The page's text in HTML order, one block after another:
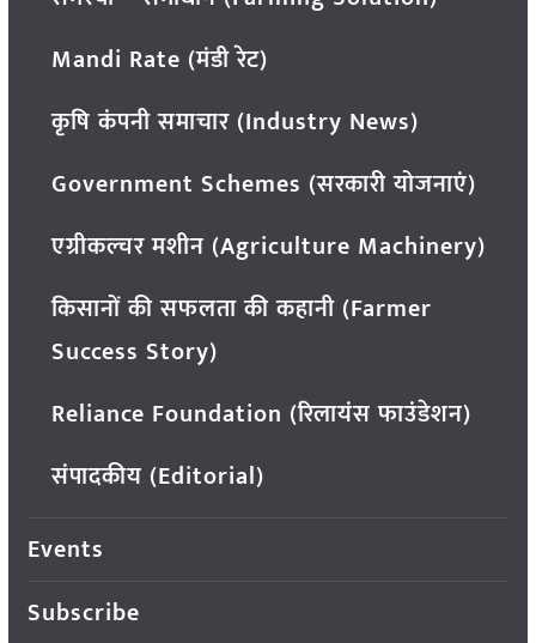
Mandi Rate (मंडी रेट)
कृषि कंपनी समाचार (Industry News)
Government Schemes (सरकारी योजनाएं)
एग्रीकल्चर मशीन (Agriculture Machinery)
किसानों की सफलता की कहानी (Farmer
Success Story)
Reliance Foundation (रिलायंस फाउंडेशन)
संपादकीय (Editorial)
Events
Subscribe